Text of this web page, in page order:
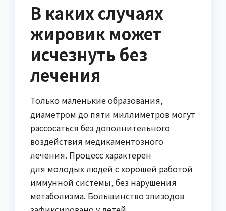
В каких случаях
жировик может
исчезнуть без
лечения
Только маленькие образования,
диаметром до пяти миллиметров могут
рассосаться без дополнительного
воздействия медикаментозного
лечения. Процесс характерен
для молодых людей с хорошей работой
иммунной системы, без нарушения
метаболизма. Большинство эпизодов